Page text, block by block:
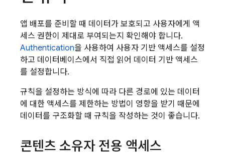
앱 배포를 준비할 때 데이터가 보호되고 사용자에게 액
세스 권한이 제대로 부여되는지 확인해야 합니다.
Authentication을 사용하여 사용자 기반 액세스를 설정
하고 데이터베이스에서 직접 읽어 데이터 기반 액세스
를 설정합니다.
규칙을 설정하는 방식에 따라 다른 경로에 있는 데이터
에 대한 액세스를 제한하는 방법이 영향을 받기 때문에
데이터를 구조화할 때 규칙을 작성하는 것이 좋습니다.
콘텐츠 소유자 전용 액세스